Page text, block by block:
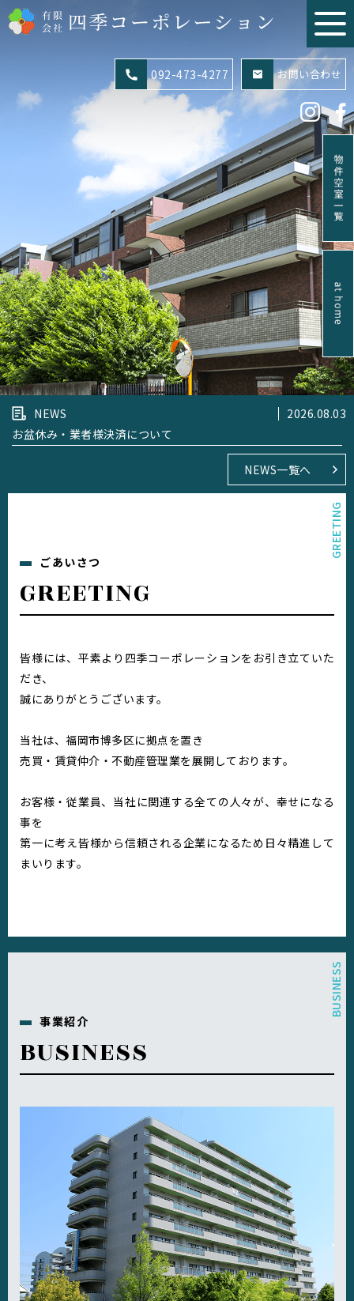
092-473-4277 お問い合わせ
NEWS
2026.08.03
お盆休み・業者様決済について
NEWS一覧へ
ごあいさつ
GREETING
皆様には、平素より四季コーポレーションをお引き立ていた
だき、
誠にありがとうございます。
当社は、福岡市博多区に拠点を置き
売買・賃貸仲介・不動産管理業を展開しております。
お客様・従業員、当社に関連する全ての人々が、幸せになる
事を
第一に考え皆様から信頼される企業になるため日々精進して
まいります。
事業紹介
BUSINESS